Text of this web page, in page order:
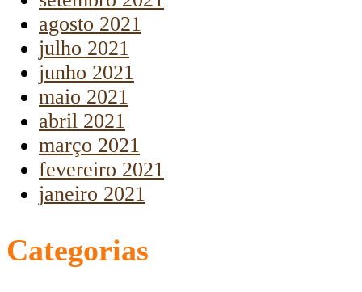
agosto 2021
julho 2021
junho 2021
maio 2021
abril 2021
março 2021
fevereiro 2021
janeiro 2021
Categorias